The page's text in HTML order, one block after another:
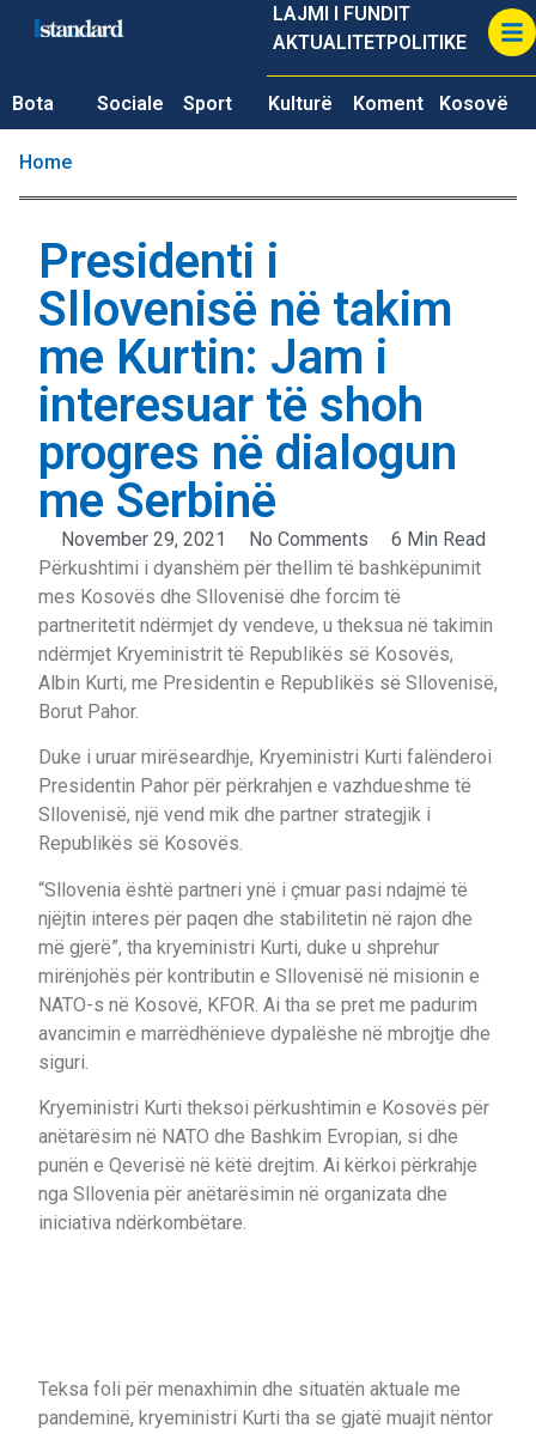
LAJMI I FUNDIT
AKTUALITETPOLITIKE
Bota Sociale Sport Kulturë Koment Kosovë
Home
Presidenti i
Sllovenisë në takim
me Kurtin: Jam i
interesuar të shoh
progres në dialogun
me Serbinë
November 29, 2021 No Comments
6 Min Read
Përkushtimi i dyanshëm për thellim të bashkëpunimit
mes Kosovës dhe Sllovenisë dhe forcim të
partneritetit ndërmjet dy vendeve, u theksua në takimin
ndërmjet Kryeministrit të Republikës së Kosovës,
Albin Kurti, me Presidentin e Republikës së Sllovenisë,
Borut Pahor.
Duke i uruar mirëseardhje, Kryeministri Kurti falënderoi
Presidentin Pahor për përkrahjen e vazhdueshme të
Sllovenisë, një vend mik dhe partner strategjik i
Republikës së Kosovës.
“Sllovenia është partneri ynë i çmuar pasi ndajmë të
njëjtin interes për paqen dhe stabilitetin në rajon dhe
më gjerë”, tha kryeministri Kurti, duke u shprehur
mirënjohës për kontributin e Sllovenisë në misionin e
NATO-s në Kosovë, KFOR. Ai tha se pret me padurim
avancimin e marrëdhënieve dypalëshe në mbrojtje dhe
siguri.
Kryeministri Kurti theksoi përkushtimin e Kosovës për
anëtarësim në NATO dhe Bashkim Evropian, si dhe
punën e Qeverisë në këtë drejtim. Ai kërkoi përkrahje
nga Sllovenia për anëtarësimin në organizata dhe
iniciativa ndërkombëtare.
Teksa foli për menaxhimin dhe situatën aktuale me
pandeminë, kryeministri Kurti tha se gjatë muajit nëntor